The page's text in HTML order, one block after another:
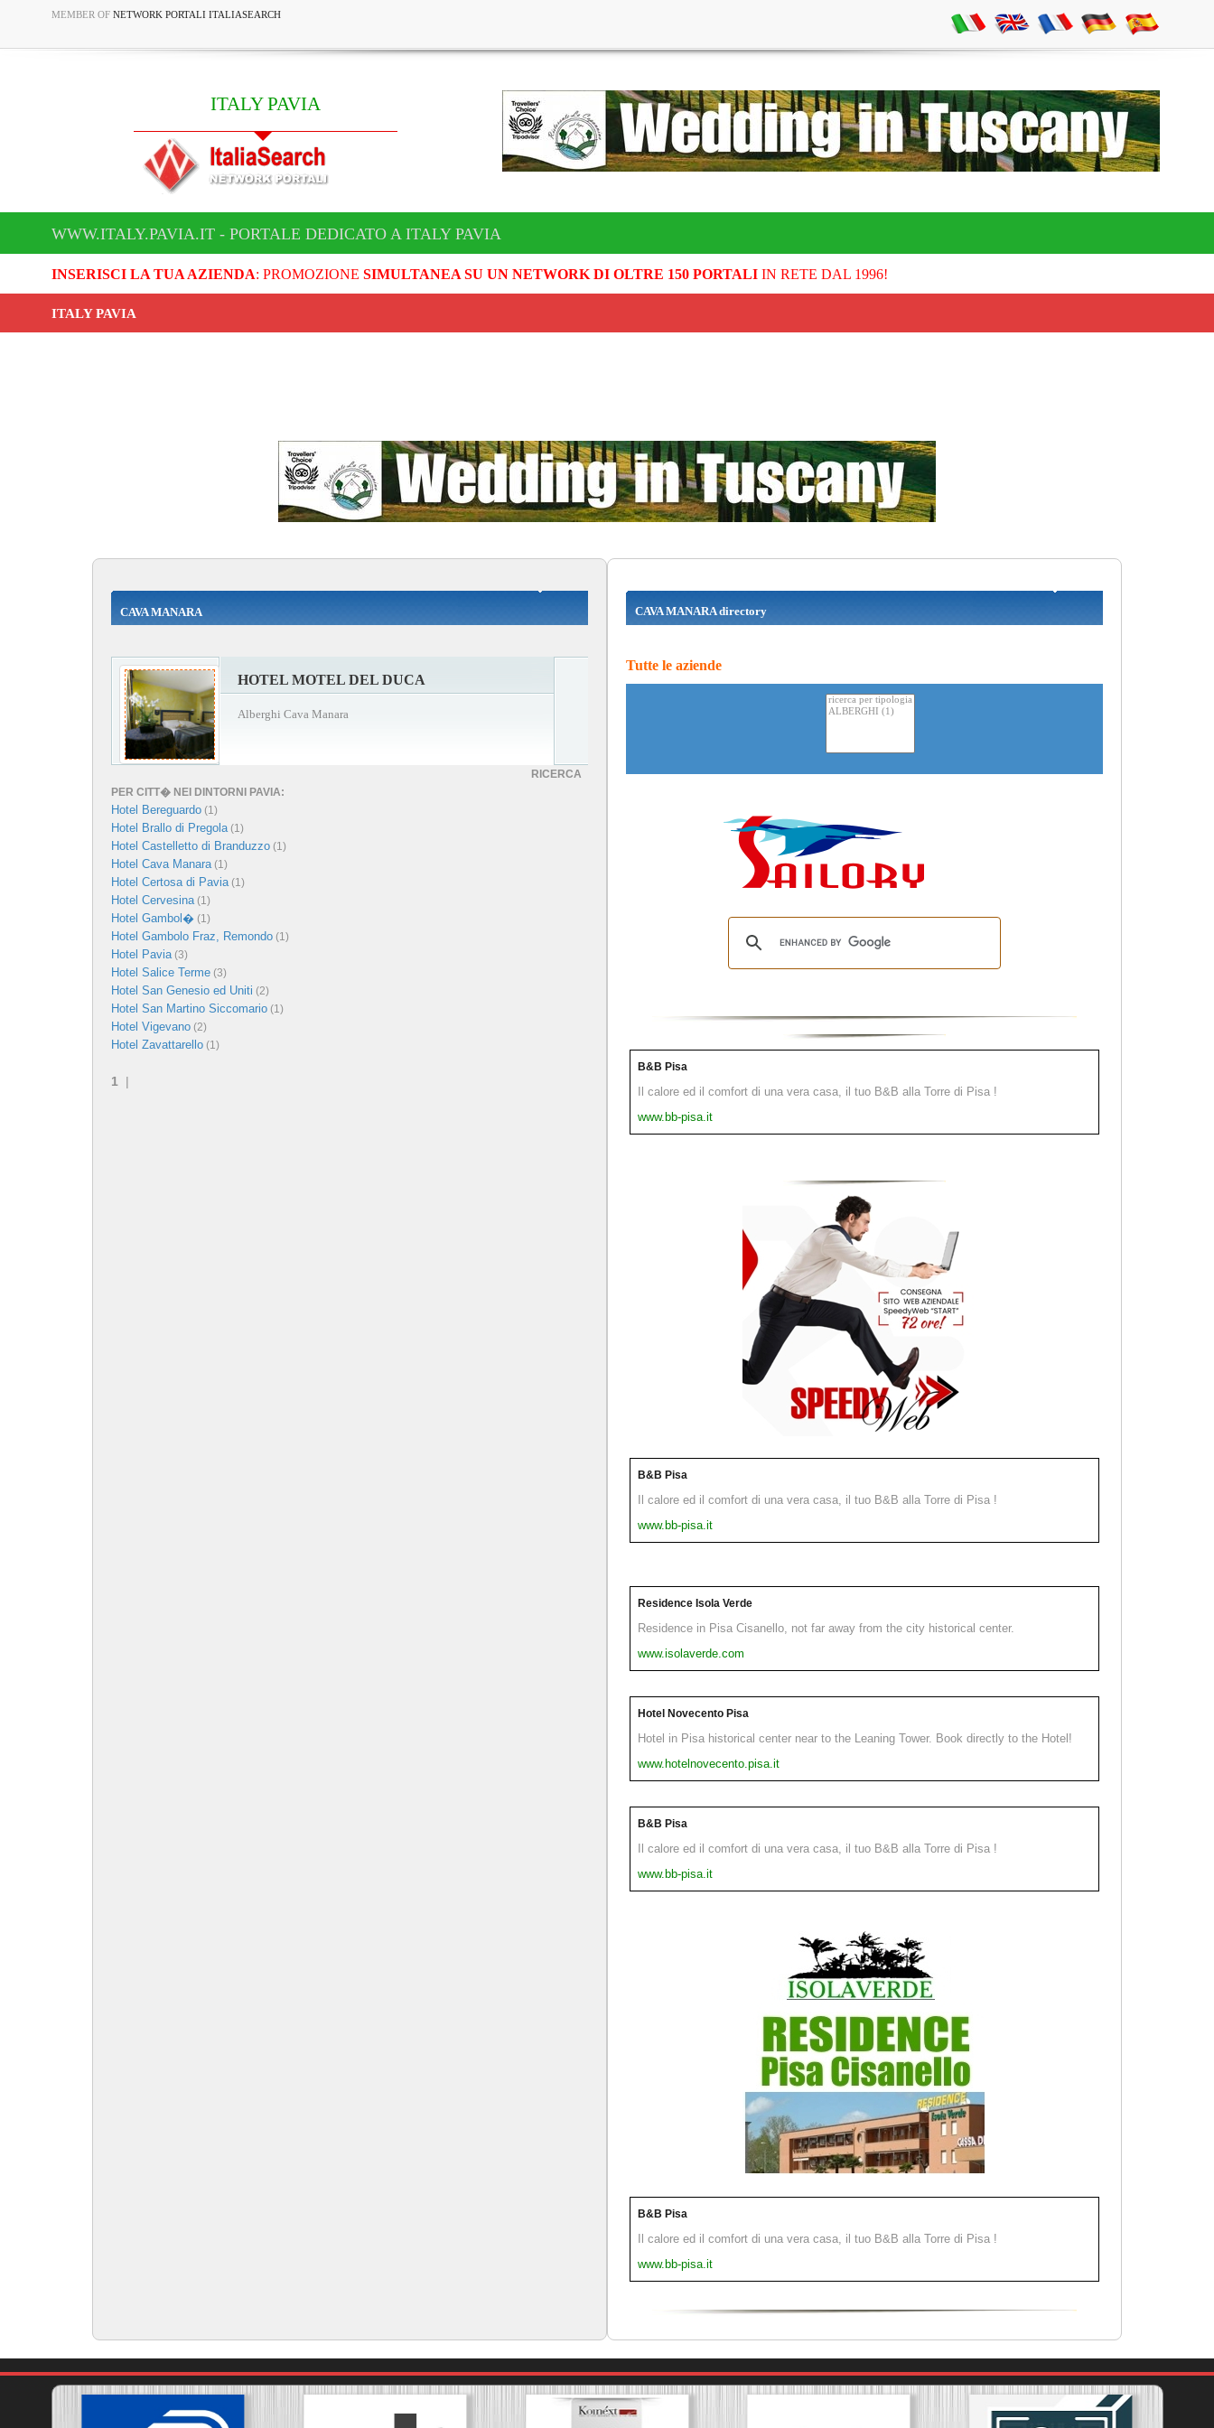
MEMBER OF NETWORK PORTALI ITALIASEARCH
ITALY PAVIA
WWW.ITALY.PAVIA.IT - PORTALE DEDICATO A ITALY PAVIA
INSERISCI LA TUA AZIENDA: PROMOZIONE SIMULTANEA SU UN NETWORK DI OLTRE 150 PORTALIIN RETE DAL 1996!
ITALY PAVIA
CAVA MANARA
HOTEL MOTEL DEL DUCA
Alberghi Cava Manara
RICERCA
PER CITT� NEI DINTORNI PAVIA:
Hotel Bereguardo (1)
Hotel Brallo di Pregola(1)
Hotel Castelletto di Branduzzo (1)
Hotel Cava Manara(1)
Hotel Certosa di Pavia(1)
Hotel Cervesina(1)
Hotel Gambol� (1)
Hotel Gambolo Fraz, Remondo (1)
Hotel Pavia(3)
Hotel Salice Terme (3)
Hotel San Genesio ed Uniti (2)
Hotel San Martino Siccomario (1)
Hotel Vigevano (2)
Hotel Zavattarello (1)
1 |
CAVA MANARA directory
Tutte le aziende
B&B Pisa
Il calore ed il comfort di una vera casa, il tuo B&B alla Torre di Pisa !
www.bb-pisa.it
B&B Pisa
Il calore ed il comfort di una vera casa, il tuo B&B alla Torre di Pisa !
www.bb-pisa.it
Residence Isola Verde
Residence in Pisa Cisanello, not far away from the city historical center.
www.isolaverde.com
Hotel Novecento Pisa
Hotel in Pisa historical center near to the Leaning Tower. Book directly to the Hotel!
www.hotelnovecento.pisa.it
B&B Pisa
Il calore ed il comfort di una vera casa, il tuo B&B alla Torre di Pisa !
www.bb-pisa.it
B&B Pisa
Il calore ed il comfort di una vera casa, il tuo B&B alla Torre di Pisa !
www.bb-pisa.it